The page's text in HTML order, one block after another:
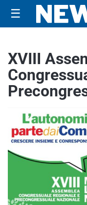
☰
XVIII